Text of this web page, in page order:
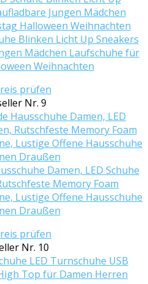
Blinken Licht Up Sneakers
Mädchen Laufschuhe für
Weihnachten
prüfen
Nr. 9
Damen, LED Schuhe
Memory Foam
Lustige Offene Hausschuhe
Draußen
prüfen
Nr. 10